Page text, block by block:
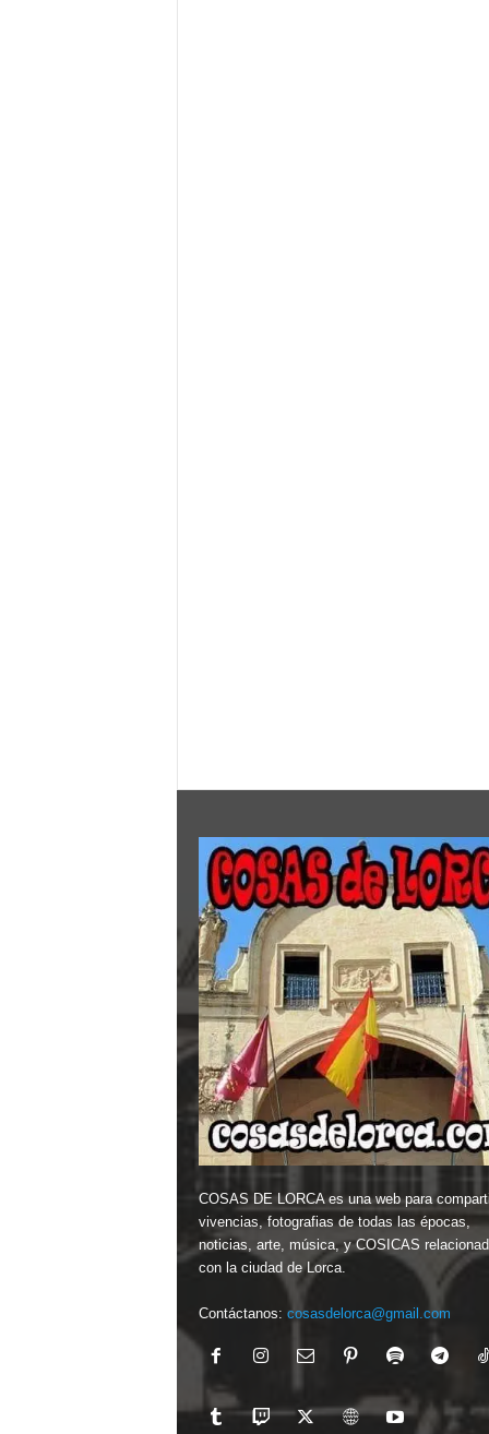
COSAS DE LORCA es una web para
vivencias, fotografias de todas las épocas,
noticias, arte, música, y COSICAS
con la ciudad de Lorca.
Contáctanos: cosasdelorca@gmail.com